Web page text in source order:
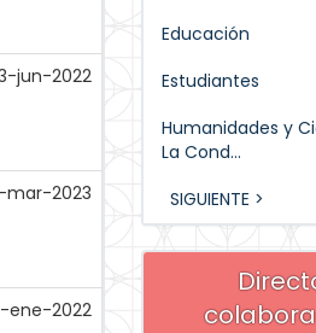
jun-2022
mar-2023
ene-2022
Educación
Estudiantes
Humanidades y
La Cond...
SIGUIENTE >